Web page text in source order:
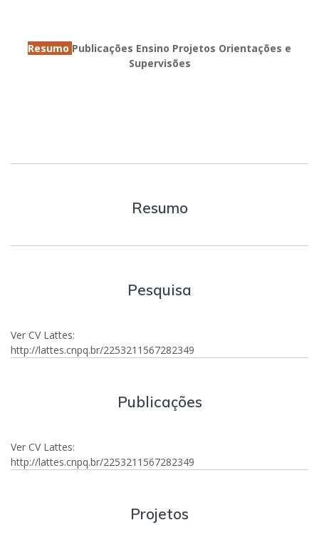
Resumo Publicações Ensino Projetos Orientações e
Supervisões
Resumo
Pesquisa
Ver CV Lattes:
http://lattes.cnpq.br/2253211567282349
Publicações
Ver CV Lattes:
http://lattes.cnpq.br/2253211567282349
Projetos